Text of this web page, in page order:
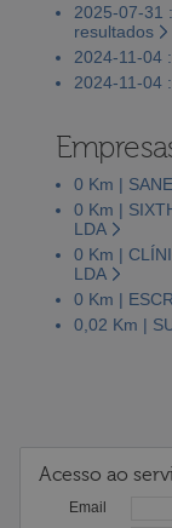
2025-07-31
resultados
2024-11-04
2024-11-04
0 Km |
0 Km |
LDA
0 Km |
LDA
0 Km |
0,02 Km |
Acesso ao
Email